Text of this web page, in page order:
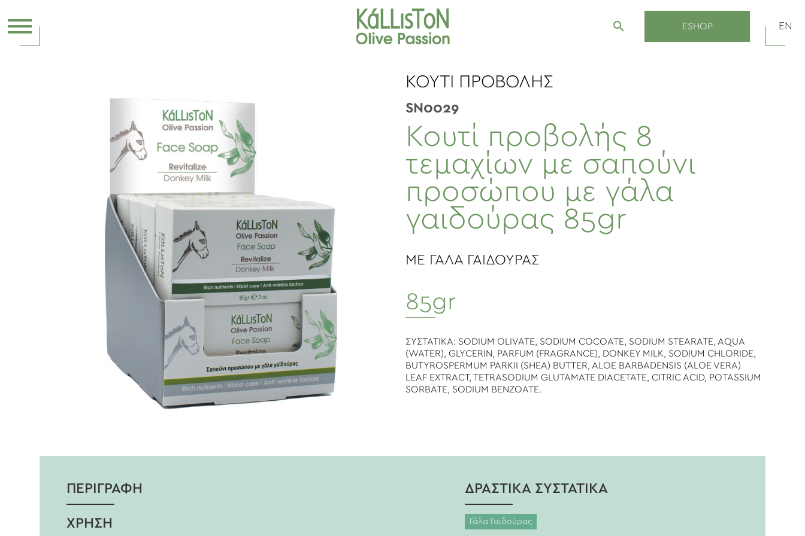
search ESHOP EN
KOYTI ΠΡΟΒΟΛΗΣ
SN0029
Κουτί προβολής 8
τεμαχίων με σαπούνι
προσώπου με γάλα
γαιδούρας 85gr
ΜΕ ΓΑΛΑ ΓΑΙΔΟΥΡΑΣ
85gr
ΣΥΣΤΑΤΙΚΑ: SODIUM OLIVATE, SODIUM COCOATE, SODIUM STEARATE, AQUA
(WATER), GLYCERIN, PARFUM (FRAGRANCE), DONKEY MILK, SODIUM CHLORIDE,
BUTYROSPERMUM PARKII (SHEA) BUTTER, ALOE BARBADENSIS (ALOE VERA)
LEAF EXTRACT, TETRASODIUM GLUTAMATE DIACETATE, CITRIC ACID, POTASSIUM
SORBATE, SODIUM BENZOATE.
ΠΕΡΙΓΡΑΦΗ
ΧΡΗΣΗ
ΔΡΑΣΤΙΚΑ ΣΥΣΤΑΤΙΚΑ
Γάλα Γαιδούρας